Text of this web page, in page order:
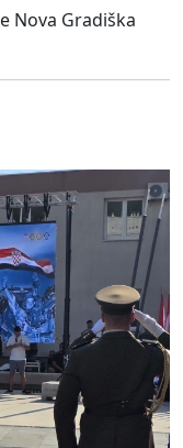
Nova Gradiška